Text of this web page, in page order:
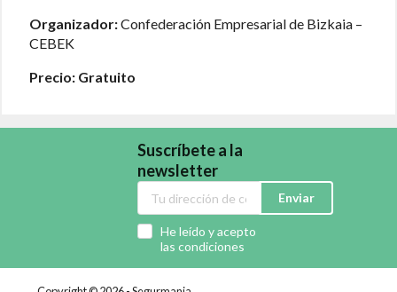
Organizador:Confederación Empresarial de Bizkaia –
CEBEK
Precio: Gratuito
Suscríbete a la
newsletter
Enviar
He leído y acepto
las condiciones